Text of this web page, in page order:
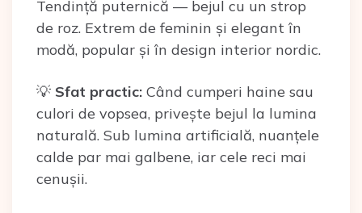
Tendință puternică — bejul cu un strop
de roz. Extrem de feminin și elegant în
modă, popular și în design interior nordic.
💡 Sfat practic: Când cumperi haine sau
culori de vopsea, privește bejul la lumina
naturală. Sub lumina artificială, nuanțele
calde par mai galbene, iar cele reci mai
cenușii.